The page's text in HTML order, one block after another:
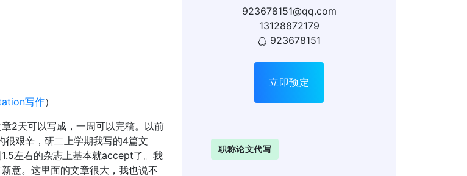
写作）
2天可以写成，一周可以完稿。以前
艰辛，研二上学期我写的4篇文
左右的杂志上基本就accept了。我
意。这里面的文章很大，我也说不
923678151@qq.com
13128872179
923678151
立即预定
职称论文代写